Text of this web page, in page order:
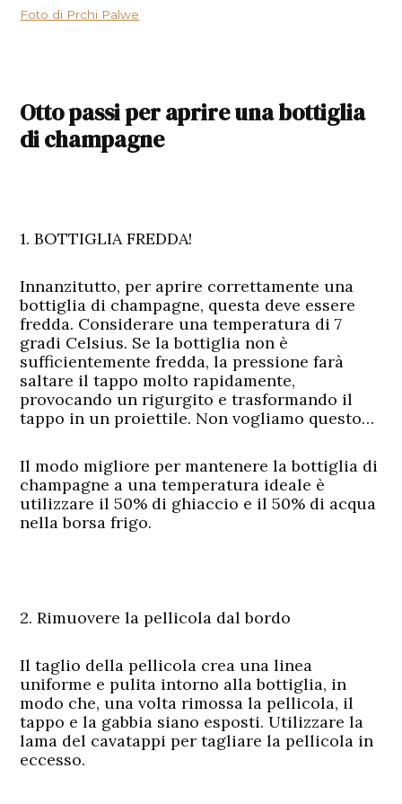
Foto di Prchi Palwe
Otto passi per aprire una bottiglia
di champagne
1. BOTTIGLIA FREDDA!
Innanzitutto, per aprire correttamente una
bottiglia di champagne, questa deve essere
fredda. Considerare una temperatura di 7
gradi Celsius. Se la bottiglia non è
sufficientemente fredda, la pressione farà
saltare il tappo molto rapidamente,
provocando un rigurgito e trasformando il
tappo in un proiettile. Non vogliamo questo…
Il modo migliore per mantenere la bottiglia di
champagne a una temperatura ideale è
utilizzare il 50% di ghiaccio e il 50% di acqua
nella borsa frigo.
2. Rimuovere la pellicola dal bordo
Il taglio della pellicola crea una linea
uniforme e pulita intorno alla bottiglia, in
modo che, una volta rimossa la pellicola, il
tappo e la gabbia siano esposti. Utilizzare la
lama del cavatappi per tagliare la pellicola in
eccesso.